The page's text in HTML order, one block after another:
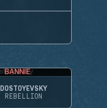
BANNIE
REBELLION